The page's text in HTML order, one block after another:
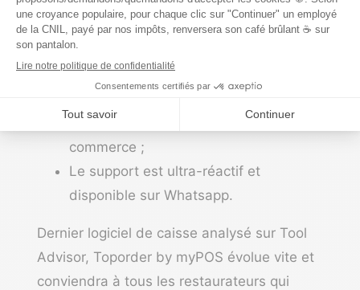
L’interface du logiciel est une des plus
agréables du marché ;
L’IA et la valorisation de la donnée du
meilleures décisions pour votre
commerce ;
Le support est ultra-réactif et
disponible sur Whatsapp.
Dernier logiciel de caisse analysé sur Tool
Advisor, Toporder by myPOS évolue vite et
conviendra à tous les restaurateurs qui